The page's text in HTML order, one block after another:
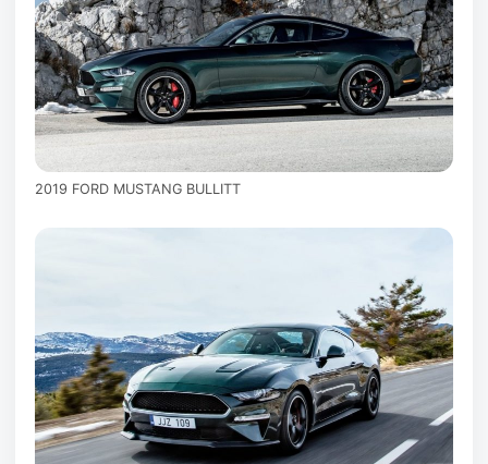
2019 FORD MUSTANG BULLITT